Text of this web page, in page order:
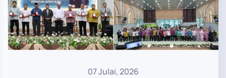
07 Julai, 2026